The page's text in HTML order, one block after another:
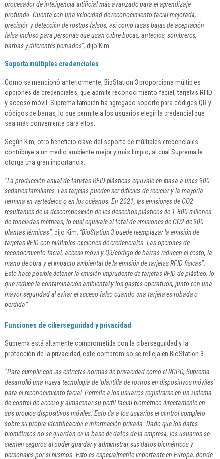
procesador de inteligencia artificial más avanzado para el aprendizaje
profundo. Cuenta con una velocidad de reconocimiento facial mejorada,
precisión y detección de rostros falsos, así como tasas bajas de aceptación
falsa incluso para personas que usan cubre bocas, anteojos, sombreros,
barbas y diferentes peinados”, dijo Kim.
Soporta múltiples credenciales
Como se mencionó anteriormente, BioStation 3 proporciona múltiples
opciones de credenciales, que admite reconocimiento facial, tarjetas RFID
y acceso móvil. Suprema también ha agregado soporte para códigos QR y
códigos de barras, lo que permite a los usuarios elegir la credencial que
sea más conveniente para ellos.
Según Kim, otro beneficio clave del soporte de múltiples credenciales
contribuye a un medio ambiente mejor y más limpio, al cual Suprema le
otorga una gran importancia.
“La producción anual de tarjetas RFID plásticas equivale en masa a unos 900
sedanes familiares. Las tarjetas pueden ser difíciles de reciclar y la mayoría
termina en vertederos o en los océanos. En 2021, las emisiones de CO2
resultantes de la descomposición de los desechos plásticos de 1.800 millones
de toneladas métricas, lo cual equivale al total de emisiones de CO2 de 900
plantas térmicas”, dijo Kim. “BioStation 3 puede reemplazar la emisión de
tarjetas RFID con múltiples opciones de credenciales. Las opciones de
reconocimiento facial, acceso móvil y QR/código de barras reducen el costo, la
mano de obra y el impacto ambiental de la emisión de tarjetas RFID físicas”.
Esto hace posible detener la emisión imprudente de tarjetas RFID de plástico, lo
que reduce la contaminación ambiental y los gastos operativos, junto con una
mayor seguridad al evitar el acceso falso cuando una tarjeta es robada o
perdida”.
Funciones de ciberseguridad y privacidad
Suprema está altamente comprometida con la ciberseguridad y la
protección de la privacidad, este compromiso se refleja en BioStation 3.
“Para cumplir con las estrictas normas de privacidad como el RGPD, Suprema
desarrolló una nueva tecnología de 'plantilla de rostros en dispositivos móviles'
para el reconocimiento facial. Permite a los usuarios registrarse en un sistema
de control de acceso y almacenar su perfil facial biométrico directamente en
sus propios dispositivos móviles. Esto da a los usuarios el control completo
sobre su propia identificación e información privada. Dado que los datos
biométricos no se guardan en la base de datos de la empresa, los usuarios se
sienten seguros al poder guardar y administrar sus datos biométricos y
personales por sí mismos. Esto es especialmente importante en Europa, donde